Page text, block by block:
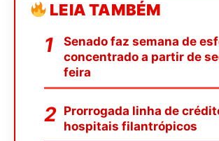
LEIA TAMBÉM
Senado faz semana de
concentrado a partir de
feira
Prorrogada linha de
hospitais filantrópicos